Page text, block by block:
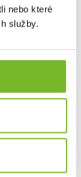
nebo které
služby.
je